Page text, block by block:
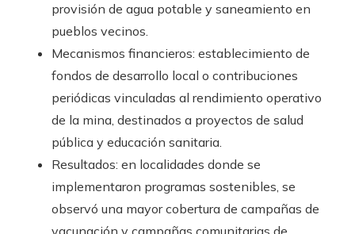
provisión de agua potable y saneamiento en
pueblos vecinos.
Mecanismos financieros: establecimiento de
fondos de desarrollo local o contribuciones
periódicas vinculadas al rendimiento operativo
de la mina, destinados a proyectos de salud
pública y educación sanitaria.
Resultados: en localidades donde se
implementaron programas sostenibles, se
observó una mayor cobertura de campañas de